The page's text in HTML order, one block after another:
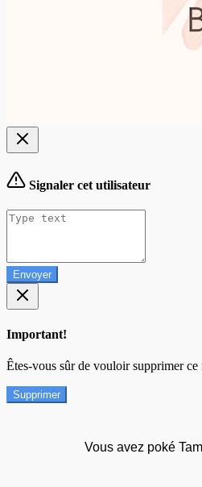
Signaler cet utilisateur
Envoyer
Important!
Êtes-vous sûr de vouloir supprimer
Supprimer
Vous avez poké